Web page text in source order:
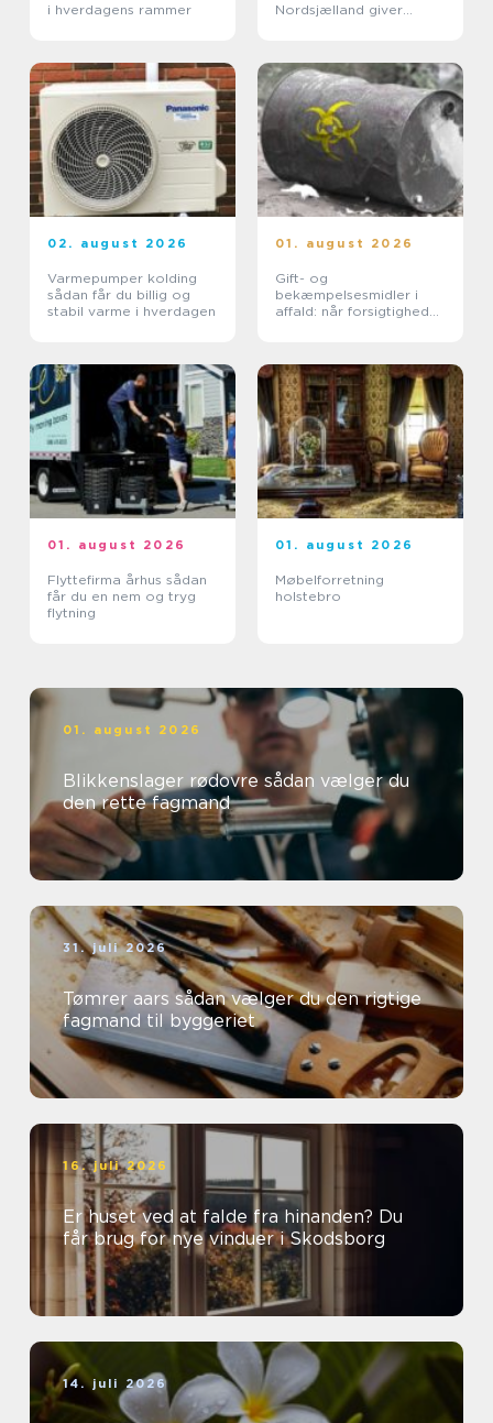
i hverdagens rammer
Nordsjælland giver
02. august 2026
Varmepumper kolding
sådan får du billig og
stabil varme i hverdagen
01. august 2026
Gift- og
bekæmpelsesmidler i
affald: når forsigtighed
01. august 2026
Flyttefirma århus sådan
får du en nem og tryg
flytning
01. august 2026
Møbelforretning
holstebro
01. august 2026
Blikkenslager rødovre sådan vælger du
den rette fagmand
31. juli 2026
Tømrer aars sådan vælger du den rigtige
fagmand til byggeriet
16. juli 2026
Er huset ved at falde fra hinanden? Du
får brug for nye vinduer i Skodsborg
14. juli 2026